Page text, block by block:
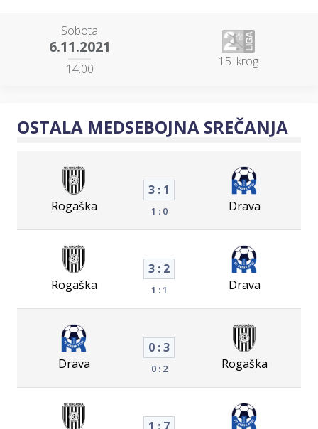
Sobota
6.11.2021
14:00 15. krog
OSTALA MEDSEBOJNA SREČANJA
Rogaška
3 : 1
1 : 0 Drava
Rogaška
3 : 2
1 : 1 Drava
Drava
0 : 3
0 : 2 Rogaška